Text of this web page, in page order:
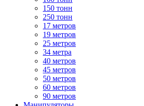
150 тонн
250 тонн
17 метров
19 метров
25 метров
34 метра
40 метров
45 метров
50 метров
60 метров
90 метров